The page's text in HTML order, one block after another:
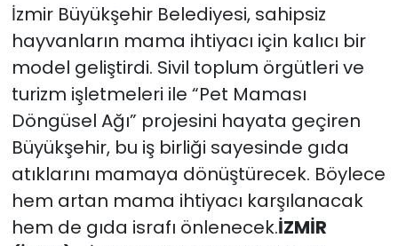
İzmir Büyükşehir Belediyesi, sahipsiz
hayvanların mama ihtiyacı için kalıcı bir
model geliştirdi. Sivil toplum örgütleri ve
turizm işletmeleri ile “Pet Maması
Döngüsel Ağı” projesini hayata geçiren
Büyükşehir, bu iş birliği sayesinde gıda
atıklarını mamaya dönüştürecek. Böylece
hem artan mama ihtiyacı karşılanacak
hem de gıda israfı önlenecek.İZMİR